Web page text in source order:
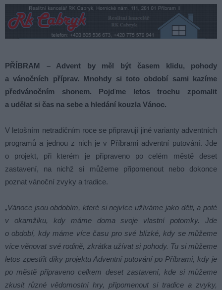
PŘÍBRAM – Advent by měl být časem klidu, pohody
a vánočních příprav. Mnohdy si toto období sami kazíme
předvánočním shonem. Pojďme letos trochu zpomalit
a udělat si čas na sebe a hledání kouzla Vánoc.
V letošním netradičním roce se připravují jiné varianty adventních
programů a jednou z nich je v Příbrami adventní putování. Jde
o projekt, při kterém je připraveno po celém městě deset
zastavení, na nichž si můžeme připomenout nebo dokonce
poznat vánoční zvyky a tradice.
„Vánoce jsou obdobím, které si nejvíce užíváme jako děti, a poté
v okamžiku, kdy máme doma svoje vlastní potomky. Jde
o období, kdy máme více času pro své blízké, kdy se můžeme
více věnovat své rodině, zkrátka užívat si pohody. Tu si můžeme
letos zpestřit díky projektu Adventní putování po Příbrami, kdy je
po městě připraveno celkem deset zastavení, kde si můžeme
zkusit různé vědomostní hry, připomenout si tradice a zvyky,